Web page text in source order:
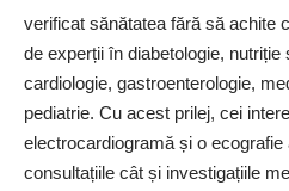
verificat sănătatea fără să achite
de experții în diabetologie, nutriție
cardiologie, gastroenterologie,
pediatrie. Cu acest prilej, cei
electrocardiogramă și o ecografie
consultațiile cât și investigațiile